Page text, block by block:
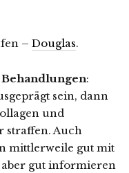
– Douglas.
:
sein, dann
und
straffen. Auch
mittlerweile gut mit
aber gut informieren